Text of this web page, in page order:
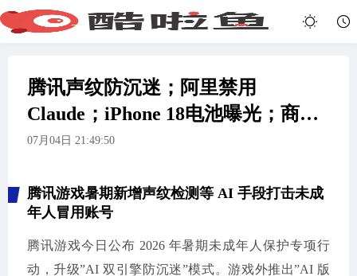
腾讯声纹防沉迷；阿里禁用
Claude；iPhone 18电池曝光；商用
车取消免税；豆包/千问智能体下线
07月04日 21:49:50
腾讯游戏暑期新增声纹检测等 AI 手段打击未成
年人冒用账号
腾讯游戏今日公布 2026 年暑期未成年人保护专项行
动，升级”AI 双引擎防沉迷”模式。游戏外推出”AI 版